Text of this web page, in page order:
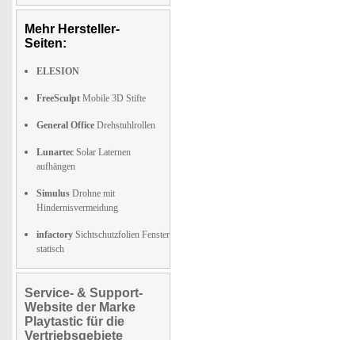
Mehr Hersteller-
Seiten:
ELESION
FreeSculpt Mobile 3D Stifte
General Office Drehstuhlrollen
Lunartec Solar Laternen
aufhängen
Simulus Drohne mit
Hindernisvermeidung
infactory Sichtschutzfolien Fenster
statisch
Service- & Support-
Website der Marke
Playtastic für die
Vertriebsgebiete